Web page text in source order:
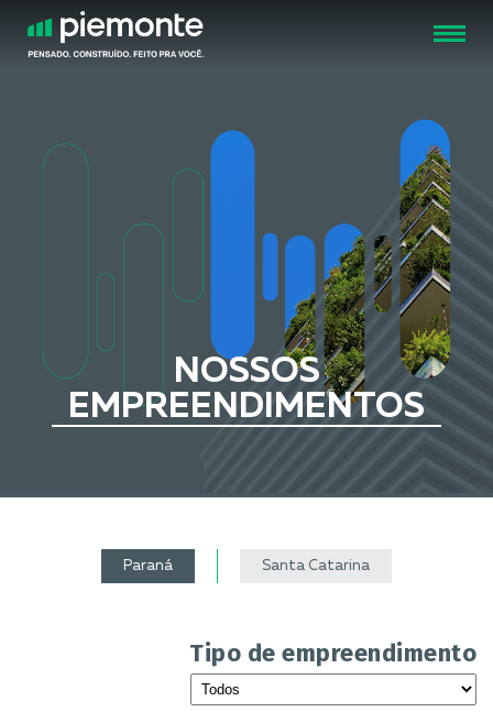
FECHAR
NOSSOS
EMPREENDIMENTOS
Paraná Santa Catarina
Tipo de empreendimento